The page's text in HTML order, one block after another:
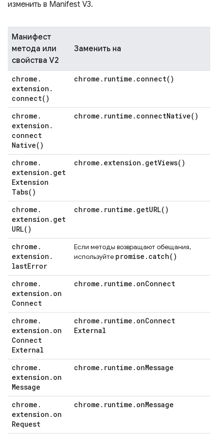
изменить в Manifest V3.
Манифест
метода или
свойства V2
Заменить на
chrome .
extension .
connect( )
chrome . runtime . connect( )
chrome .
extension .
connect
Native( )
chrome . runtime . connectNative( )
chrome .
extension . get
Extension
Tabs( )
chrome . extension . getViews( )
chrome .
extension . get
URL( )
chrome . runtime . getURL( )
chrome .
extension .
lastError
Если методы возвращают обещания,
используйте promise . catch( )
chrome .
extension . on
Connect
chrome . runtime . onConnect
chrome .
extension . on
Connect
External
chrome . runtime . onConnect
External
chrome .
extension . on
Message
chrome . runtime . onMessage
chrome .
extension . on
Request
chrome . runtime . onMessage